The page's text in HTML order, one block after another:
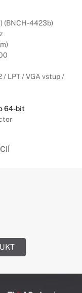
(BNCH-4423b)
/ LPT / VGA vstup /
64-bit